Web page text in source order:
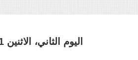
اليوم الثاني، الاثنين 11 سبتمبر 2017